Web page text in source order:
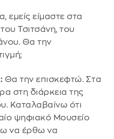
εμείς είμαστε στα
Τσιτσάνη, του
Θα την
Θα την επισκεφτώ. Στα
στη διάρκεια της
Καταλαβαίνω ότι
ψηφιακό Μουσείο
να έρθω να